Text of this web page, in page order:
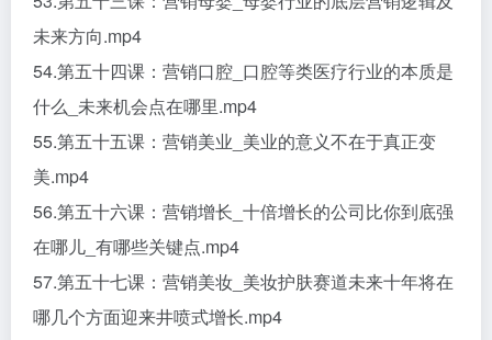
未来方向.mp4
54.第五十四课：营销口腔_口腔等类医疗行业的本质是
什么_未来机会点在哪里.mp4
55.第五十五课：营销美业_美业的意义不在于真正变
美.mp4
56.第五十六课：营销增长_十倍增长的公司比你到底强
在哪儿_有哪些关键点.mp4
57.第五十七课：营销美妆_美妆护肤赛道未来十年将在
哪几个方面迎来井喷式增长.mp4